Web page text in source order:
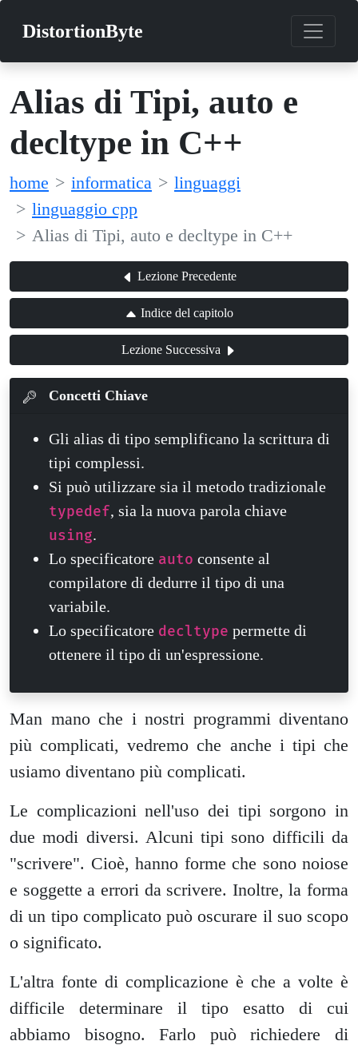
DistortionByte
Alias di Tipi, auto e
decltype in C++
home informatica
linguaggi
linguaggio cpp
Alias di Tipi, auto e decltype in C++
Lezione Precedente
Indice del capitolo
Lezione Successiva
Concetti Chiave
Gli alias di tipo semplificano la scrittura di
tipi complessi.
Si può utilizzare sia il metodo tradizionale
typedef, sia la nuova parola chiave
using.
Lo specificatore auto consente al
compilatore di dedurre il tipo di una
variabile.
Lo specificatore decltype permette di
ottenere il tipo di un'espressione.
Man mano che i nostri programmi diventano
più complicati, vedremo che anche i tipi che
usiamo diventano più complicati.
Le complicazioni nell'uso dei tipi sorgono in
due modi diversi. Alcuni tipi sono difficili da
"scrivere". Cioè, hanno forme che sono noiose
e soggette a errori da scrivere. Inoltre, la forma
di un tipo complicato può oscurare il suo scopo
o significato.
L'altra fonte di complicazione è che a volte è
difficile determinare il tipo esatto di cui
abbiamo bisogno. Farlo può richiedere di